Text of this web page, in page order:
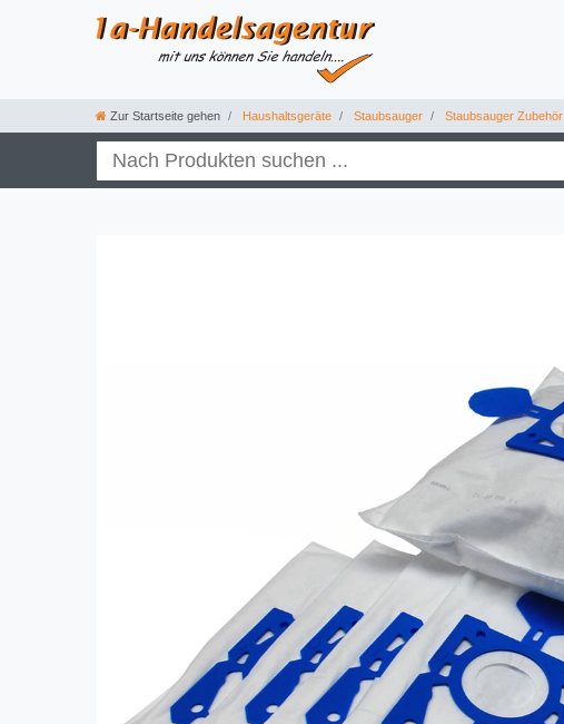
Zur Startseite gehen Haushaltsgeräte Staubsauger Staubsauger Zubehör